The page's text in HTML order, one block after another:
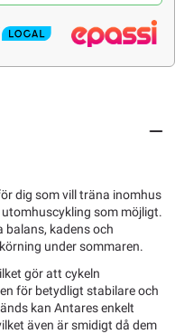
dig som vill träna inomhus
som möjligt.
balans, kadens och
under sommaren.
gör att cykeln
för betydligt stabilare och
kan Antares enkelt
även är smidigt då dem